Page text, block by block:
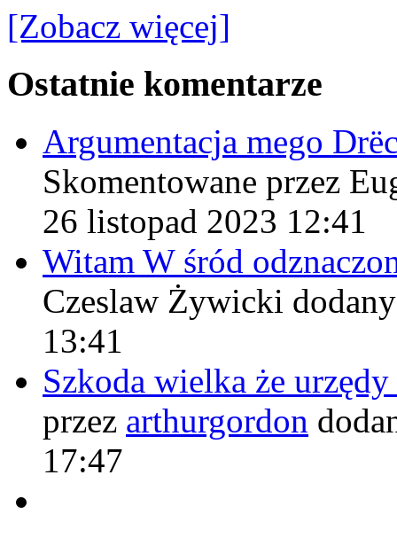
[Zobacz więcej]
Ostatnie komentarze
Argumentacja mego
Skomentowane przez
26 listopad 2023 12:41
Witam W śród
Czeslaw Żywicki
13:41
Szkoda wielka że
przez arthurgordon
17:47